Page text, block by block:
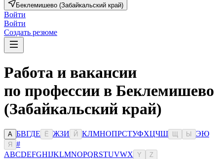
Беклемишево (Забайкальский край)
Войти
Войти
Создать резюме
Работа и вакансии
по профессии в Беклемишево
(Забайкальский край)
А БВГДЕ Ё ЖЗИ Й КЛМНОПРСТУФХЦЧШ Ы ЭЮ
Я
#
ABCDEFGHIJKLMNOPQRSTUVWX Y Z